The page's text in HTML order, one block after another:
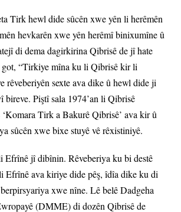
Tirk hewl dide sûcên xwe yên li herêmên
hevkarên xwe yên herêmî binixumîne û
di dema dagirkirina Qibrisê de jî hate
“Tirkiye mîna ku li Qibrisê kir li
rêveberiyên sexte ava dike û hewl dide ji
bireve. Piştî sala 1974’an li Qibrisê
Tirk a Bakurê Qibrisê’ ava kir û
sûcên xwe bixe stuyê vê rêxistiniyê.
Efrînê jî dibînin. Rêveberiya ku bi destê
Efrînê ava kiriye dide pêş, îdîa dike ku di
xwe nîne. Lê belê Dadgeha
(DMME) di dozên Qibrisê de